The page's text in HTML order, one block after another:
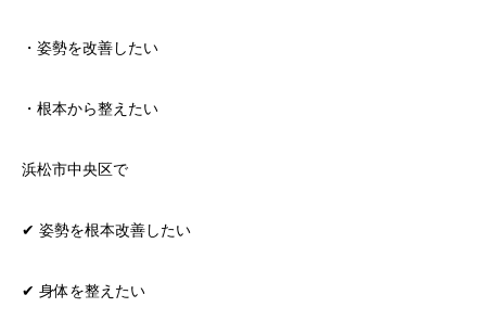
・姿勢を改善したい
・根本から整えたい
浜松市中央区で
✔ 姿勢を根本改善したい
✔ 身体を整えたい